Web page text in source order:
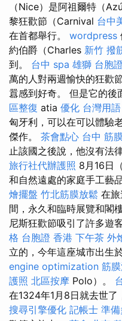
（Nice）是阿祖爾特（
黎狂歡節（Carnival 台中
在首都舉行。 wordpress
約伯爵（Charles 新竹 撥
到。 台中 spa 雄獅 台胞證
萬的人對兩週愉快的狂歡
囂感到好奇。 但是它的後
區整復 atia 優化 台灣用語
匈牙利，可以在可以體驗
傑作。 茶會點心 台中 筋
止該國之後說，他沒有法
旅行社代辦護照 8月16日
和自然遠處的家庭手工藝
燴擺盤 竹北筋膜放鬆 在
間，永久和臨時展覽和閣
尼斯狂歡節吸引了許多遊
格 台胞證 香港 下午茶 外
立的，今年這座城市出生
engine optimization 筋
護照 北區按摩 Polo）。
在1324年1月8日就去世
搜尋引擎優化 記帳士 準備